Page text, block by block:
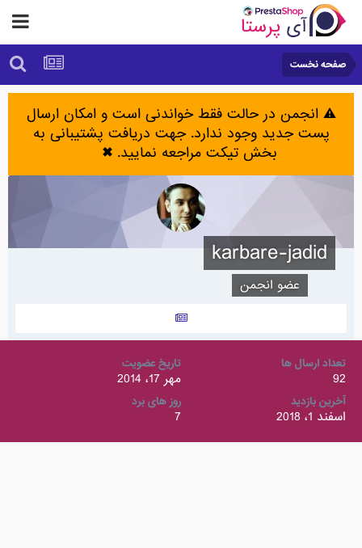
صفحه نخست
⚠️ انجمن در حالت فقط خواندنی است و امکان ارسال
پست جدید وجود ندارد. جهت دریافت پشتیبانی به
بخش تیکت مراجعه نمایید.✖
karbare-jadid
عضو انجمن
تعداد ارسال ها
92
تاریخ عضویت
مهر 17، 2014
آخرین بازدید
اسفند 1، 2018
روز های برد
7